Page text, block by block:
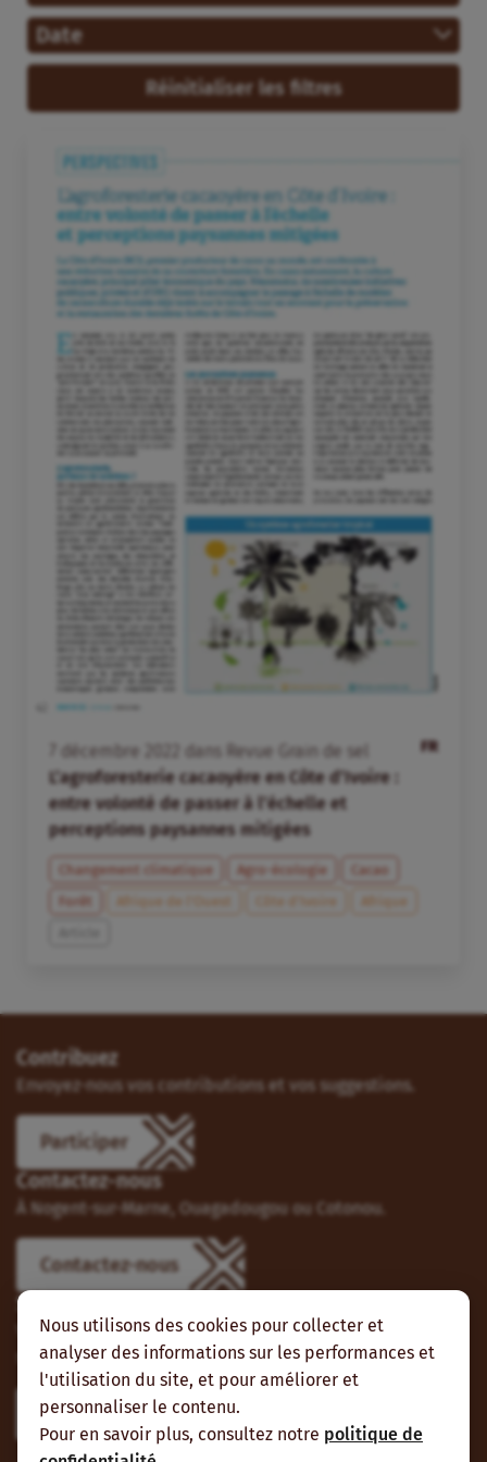
Nous utilisons des cookies pour collecter et
analyser des informations sur les performances et
l'utilisation du site, et pour améliorer et
personnaliser le contenu.
Pour en savoir plus, consultez notre politique de
Date
Réinitialiser les filtres
FR
décembre dans
Revue Grain de sel
L’agroforesterie cacaoyère en Côte d’Ivoire :
entre volonté de passer à l’échelle et
perceptions paysannes mitigées
Changement climatique Agro-écologie
Cacao
Forêt
Afrique de l’Ouest Côte d’Ivoire
Afrique
Contribuez
Envoyez-nous vos contributions et vos suggestions.
Participer
Contactez-nous
À Nogent-sur-Marne, Ouagadougou ou Cotonou.
Contactez-nous
Suivez-nous
Vous pouvez aussi vous abonner à nos flux RSS et nous
suivre sur les réseaux sociaux.